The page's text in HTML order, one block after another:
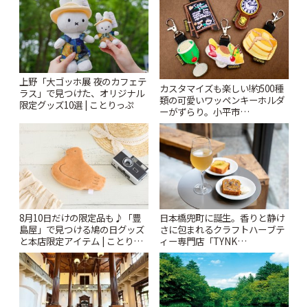
上野「大ゴッホ展 夜のカフェテ
ラス」で見つけた、オリジナル
限定グッズ10選 | ことりっぷ
カスタマイズも楽しい!約500種
類の可愛いワッペンキーホルダ
ーがずらり。小平市
「Kimamaya T&K」 | ことりっ
ぷ
8月10日だけの限定品も♪「豊
島屋」で見つける鳩の日グッズ
と本店限定アイテム | ことりっ
ぷ
日本橋兜町に誕生。香りと静け
さに包まれるクラフトハーブテ
ィー専門店「TYNK
Kabutocho」 | ことりっぷ